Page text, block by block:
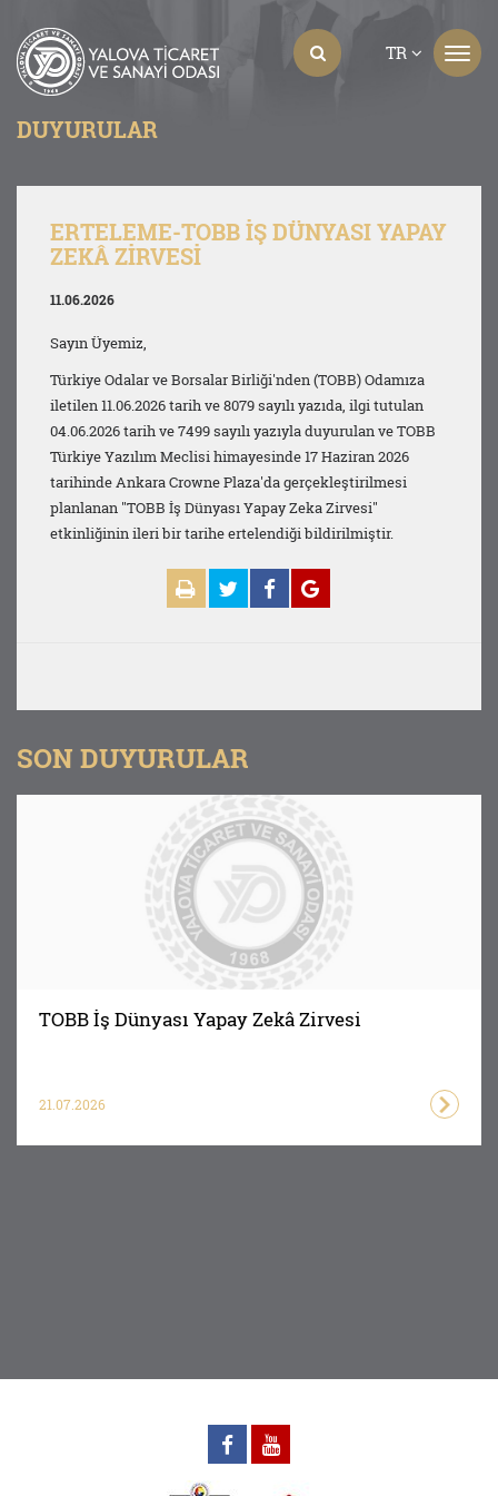
TR
DUYURULAR
ERTELEME-TOBB İŞ DÜNYASI YAPAY
ZEKÂ ZİRVESİ
11.06.2026
Sayın Üyemiz,
Türkiye Odalar ve Borsalar Birliği'nden (TOBB) Odamıza
iletilen 11.06.2026 tarih ve 8079 sayılı yazıda, ilgi tutulan
04.06.2026 tarih ve 7499 sayılı yazıyla duyurulan ve TOBB
Türkiye Yazılım Meclisi himayesinde 17 Haziran 2026
tarihinde Ankara Crowne Plaza'da gerçekleştirilmesi
planlanan "TOBB İş Dünyası Yapay Zeka Zirvesi"
etkinliğinin ileri bir tarihe ertelendiği bildirilmiştir.
SON DUYURULAR
TOBB İş Dünyası Yapay Zekâ Zirvesi
21.07.2026